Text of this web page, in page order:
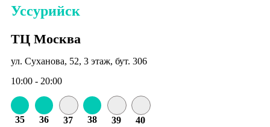
Уссурийск
ТЦ Москва
ул. Суханова, 52, 3 этаж, бут. 306
10:00 - 20:00
35 36 37 38 39 40